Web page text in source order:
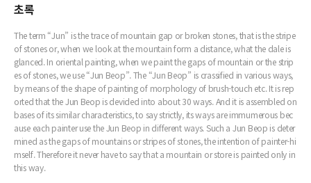
초록
The term “Jun” is the trace of mountain gap or broken stones, that is the stripe
of stones or, when we look at the mountain form a distance, what the dale is
glanced. In oriental painting, when we paint the gaps of mountain or the strip
es of stones, we use “Jun Beop”. The “Jun Beop” is crassified in various ways,
by means of the shape of painting of morphology of brush-touch etc. It is rep
orted that the Jun Beop is devided into about 30 ways. And it is assembled on
bases of its similar characteristics, to say strictly, its ways are immumerous bec
ause each painter use the Jun Beop in different ways. Such a Jun Beop is deter
mined as the gaps of mountains or stripes of stones, the intention of painter-hi
mself. Therefore it never have to say that a mountain or store is painted only in
this way.